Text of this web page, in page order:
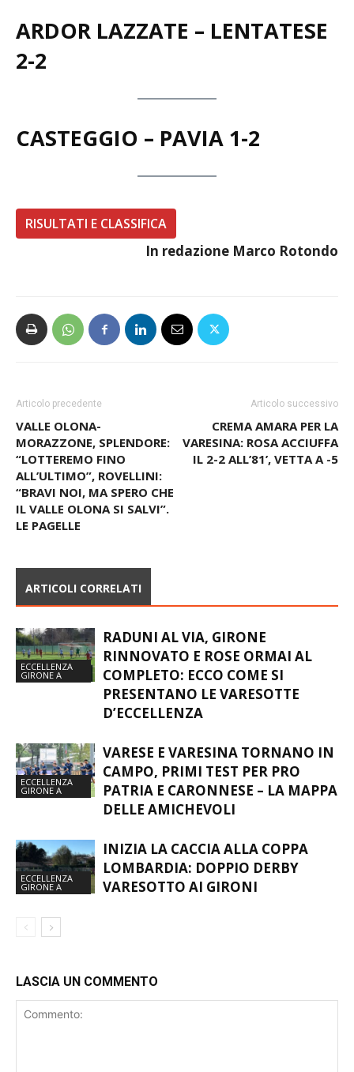
ARDOR LAZZATE – LENTATESE
2-2
CASTEGGIO – PAVIA 1-2
RISULTATI E CLASSIFICA
In redazione Marco Rotondo
VALLE OLONA-
MORAZZONE, SPLENDORE:
“LOTTEREMO FINO
ALL’ULTIMO”, ROVELLINI:
“BRAVI NOI, MA SPERO CHE
IL VALLE OLONA SI SALVI”.
LE PAGELLE
CREMA AMARA PER LA
VARESINA: ROSA ACCIUFFA
IL 2-2 ALL’81’, VETTA A -5
ECCELLENZA
GIRONE A
RINNOVATO E ROSE ORMAI AL
COMPLETO: ECCO COME SI
PRESENTANO LE VARESOTTE
D’ECCELLENZA
ECCELLENZA
GIRONE A
CAMPO, PRIMI TEST PER PRO
PATRIA E CARONNESE – LA MAPPA
DELLE AMICHEVOLI
ECCELLENZA
GIRONE A
LOMBARDIA: DOPPIO DERBY
VARESOTTO AI GIRONI